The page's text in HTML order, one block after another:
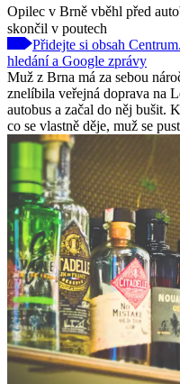
Opilec v Brně vběhl před
skončil v poutech
Přidejte si obsah
hledání a Google zprávy
Muž z Brna má za sebou
znelíbila veřejná doprava na
autobus a začal do něj bušit.
co se vlastně děje, muž se